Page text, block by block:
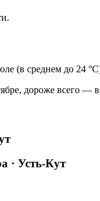
(в среднем до 24
дороже всего — в
· Усть-Кут